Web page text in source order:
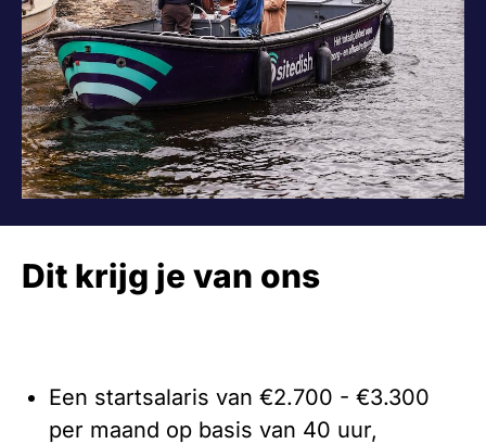
Dit krijg je van ons
Een startsalaris van €2.700 - €3.300
per maand op basis van 40 uur,